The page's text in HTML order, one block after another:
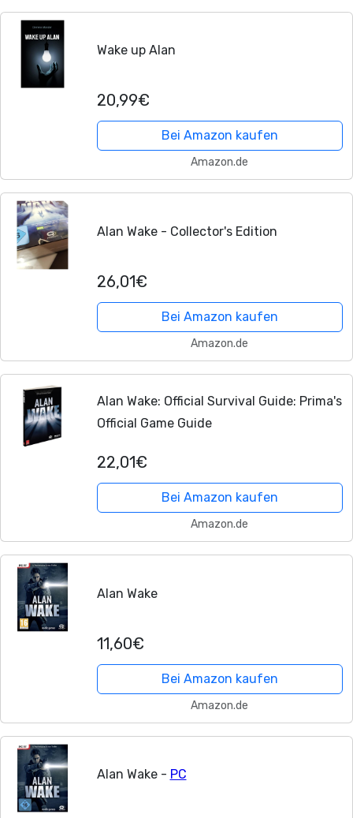
Wake up Alan
20,99€
Bei Amazon kaufen
Amazon.de
Alan Wake - Collector's Edition
26,01€
Bei Amazon kaufen
Amazon.de
Alan Wake: Official Survival Guide: Prima's
Official Game Guide
22,01€
Bei Amazon kaufen
Amazon.de
Alan Wake
11,60€
Bei Amazon kaufen
Amazon.de
Alan Wake - PC